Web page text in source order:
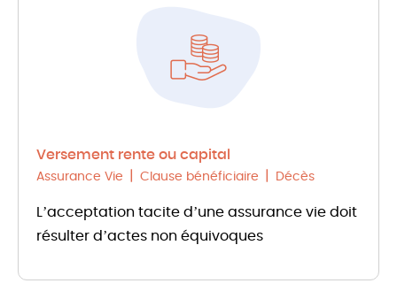
Versement rente ou capital
Assurance Vie Clause bénéficiaire Décès
L’acceptation tacite d’une assurance vie doit
résulter d’actes non équivoques